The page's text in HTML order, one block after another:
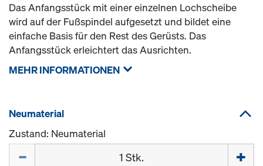
Das Anfangsstück mit einer einzelnen Lochscheibe
wird auf der Fußspindel aufgesetzt und bildet eine
einfache Basis für den Rest des Gerüsts. Das
Anfangsstück erleichtert das Ausrichten.
MEHR INFORMATIONEN
Neumaterial
Zustand: Neumaterial